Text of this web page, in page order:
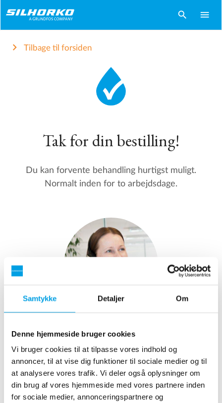
Samtykke Detaljer Om
Denne hjemmeside bruger cookies
Vi bruger cookies til at tilpasse vores indhold og
annoncer, til at vise dig funktioner til sociale medier og til
at analysere vores trafik. Vi deler også oplysninger om
din brug af vores hjemmeside med vores partnere inden
for sociale medier, annonceringspartnere og
search menu
Tilbage til forsiden
Tak for din bestilling!
Du kan forvente behandling hurtigst muligt.
Normalt inden for to arbejdsdage.
Vi sidder klar til til hjælpe
Ønsker du at ændre din bestilling eller har du
spørgsmål, så sidder vores serviceafdeling klar til at
hjælpe.
phone 87938300